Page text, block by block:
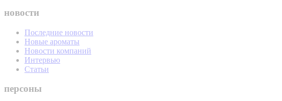
новости
Последние новости
Новые ароматы
Новости компаний
Интервью
Статьи
персоны